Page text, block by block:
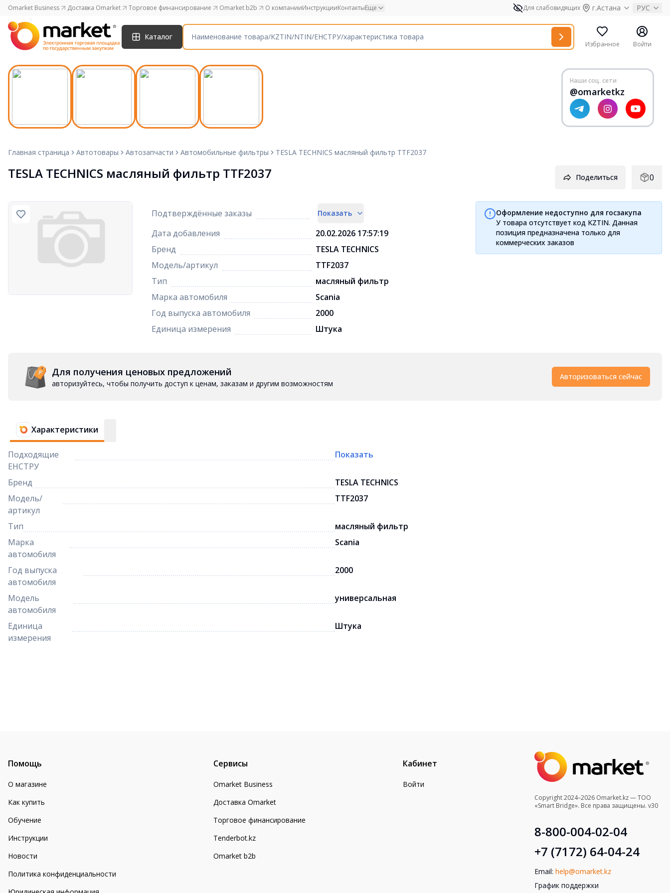
Omarket Business Доставка Omarket Торговое финансирование Omarket b2b О компанииИнструкцииКонтактыЕще Для слабовидящих г.Астана РУС
Каталог
Избранное Войти
Наши соц. сети
@omarketkz
Главная страница Автотовары Автозапчасти Автомобильные фильтры TESLA TECHNICS масляный фильтр TTF2037
TESLA TECHNICS масляный фильтр TTF2037 Поделиться 0
Подтверждённые заказы Показать
Дата добавления
20.02.2026 17:57:19
Бренд
TESLA TECHNICS
Модель/артикул
TTF2037
Тип
масляный фильтр
Марка автомобиля
Scania
Год выпуска автомобиля
2000
Единица измерения
Штука
Оформление недоступно для госзакупа
У товара отсутствует код KZTIN. Данная
позиция предназначена только для
коммерческих заказов
Для получения ценовых предложений
авторизуйтесь, чтобы получить доступ к ценам, заказам и другим возможностям
Авторизоваться сейчас
Характеристики
Подходящие
ЕНСТРУ
Показать
Бренд
TESLA TECHNICS
Модель/
артикул
TTF2037
Тип
масляный фильтр
Марка
автомобиля
Scania
Год выпуска
автомобиля
2000
Модель
автомобиля
универсальная
Единица
измерения
Штука
Помощь
О магазине
Как купить
Обучение
Инструкции
Новости
Политика конфиденциальности
Сервисы
Omarket Business
Доставка Omarket
Торговое финансирование
Tenderbot.kz
Omarket b2b
Кабинет
Войти
Copyright 2024–2026 Omarket.kz — ТОО
«Smart Bridge». Все права защищены. v30
8-800-004-02-04
+7 (7172) 64-04-24
Email: help@omarket.kz
График поддержки